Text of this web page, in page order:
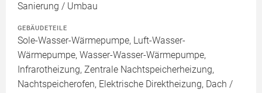
Sanierung / Umbau
GEBÄUDETEILE
Sole-Wasser-Wärmepumpe, Luft-Wasser-
Wärmepumpe, Wasser-Wasser-Wärmepumpe,
Infrarotheizung, Zentrale Nachtspeicherheizung,
Nachtspeicherofen, Elektrische Direktheizung, Dach /